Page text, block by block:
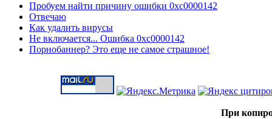
Пробуем найти причину ошибки 0xc0000142
Отвечаю
Как удалить вирусы
Не включается... Ошибка 0xc0000142
Порнобаннер? Это еще не самое страшное!
При